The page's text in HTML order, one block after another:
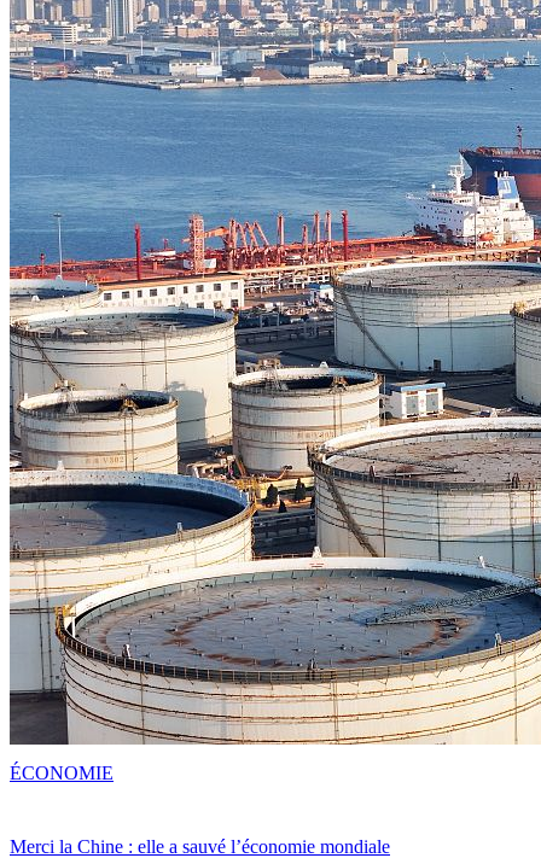
Merci la Chine : elle a sauvé l’économie mondiale
ÉCONOMIE